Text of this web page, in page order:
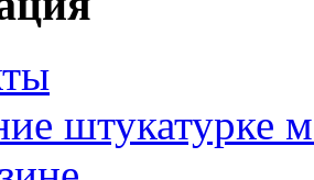
штукатурке